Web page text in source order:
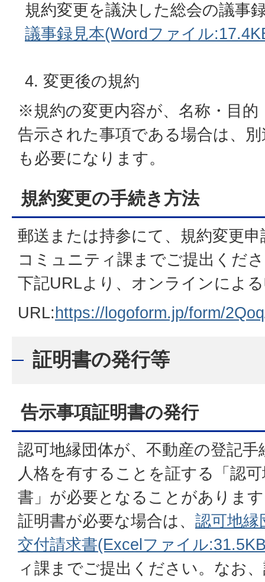
規約変更を議決した総会の議事
議事録見本(Wordファイル
変更後の規約
※規約の変更内容が、名称・目的
告示された事項である場合は、
も必要になります。
規約変更の手続き方法
郵送または持参にて、規約変更
コミュニティ課までご提出くだ
下記URLより、オンラインによ
URL:https://logoform.jp/form/
証明書の発行等
告示事項証明書の発行
認可地縁団体が、不動産の登記
人格を有することを証する「認
書」が必要となることがありま
証明書が必要な場合は、 認可地縁
交付請求書(Excelファイル
ィ課までご提出ください。なお